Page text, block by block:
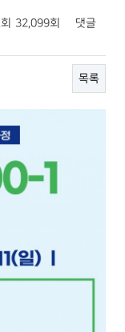
32,099회
댓글
목록